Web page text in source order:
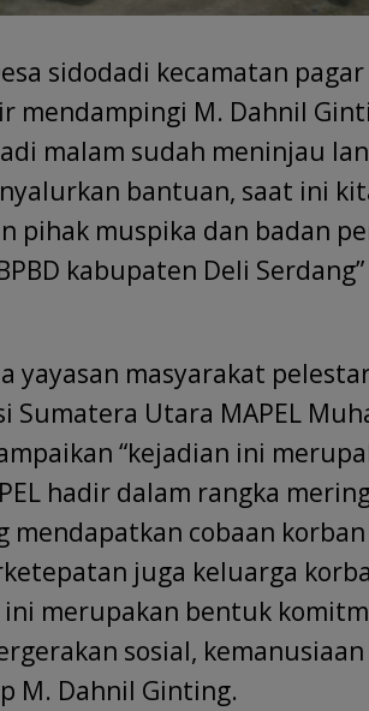
sidodadi kecamatan
mendampingi M. Dahnil
malam sudah meninjau
bantuan, saat ini
pihak muspika dan badan
kabupaten Deli
yayasan masyarakat
Sumatera Utara MAPEL
“kejadian ini
hadir dalam rangka
mendapatkan cobaan
juga keluarga
merupakan bentuk
sosial,
M. Dahnil Ginting.